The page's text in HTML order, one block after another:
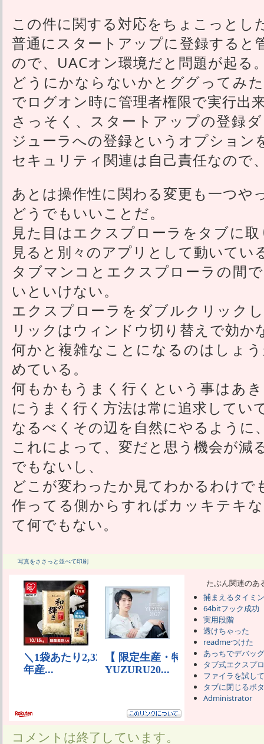
この件に関する対応をちょこっとし
普通にスタートアップに登録すると
ので、UACオン環境だと問題が起る
どうにかならないかとググってみ
でログオン時に管理者権限で実行出
さっそく、スタートアップの登録
ジューラへの登録というオプション
セキュリティ関連は自己責任なので
あとは操作性に関わる変更も一つや
どうでもいいことだ。
見た目はエクスプローラをタブに
見ると別々のアプリとして動いてい
タブマンコとエクスプローラの間
いといけない。
エクスプローラをダブルクリック
リックはウィンドウ切り替えで効か
何かと複雑なことになるのはしょ
めている。
何もかもうまく行くという事はあ
にうまく行く方法は常に追求してい
なるべくその辺を自然にやるように
これによって、変だと思う機会が減
でもないし、
どこが変わったか見てわかるわけで
作ってる側からすればカッキテキ
て何でもない。
写真をささっと並べて印刷
たぶん関連のあ
捕まえるタイミ
64bitフック成功
実用段階
透けちゃった
readmeつけた
あっちでデバッ
タブ式エクスプ
ファイラを試し
タブに閉じるボ
Administrator
コメントは終了しています。